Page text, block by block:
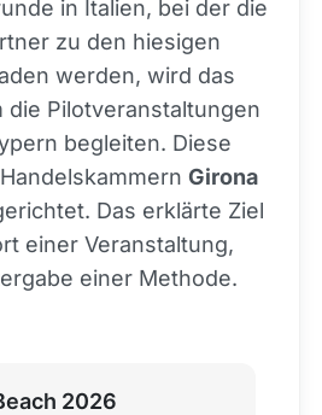
in Italien, bei der die
zu den hiesigen
werden, wird das
die Pilotveranstaltungen
begleiten. Diese
Girona
Das erklärte Ziel
einer Veranstaltung,
einer Methode.
2026